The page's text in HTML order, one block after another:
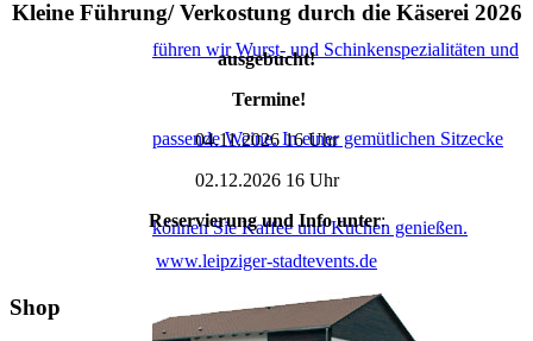
führen wir Wurst- und Schinkenspezialitäten und
passende Weine. In einer gemütlichen Sitzecke
können Sie Kaffee und Kuchen genießen.
Kleine Führung/ Verkostung durch die Käserei 2026
ausgebucht!
Termine!
04.11.2026 16 Uhr
02.12.2026 16 Uhr
Reservierung und Info unter:
www.leipziger-stadtevents.de
Shop